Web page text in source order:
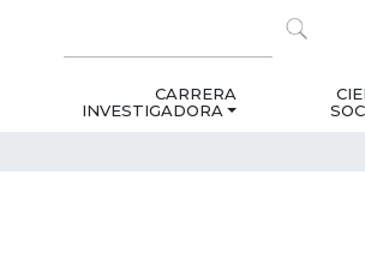
CARRERA
INVESTIGADORA